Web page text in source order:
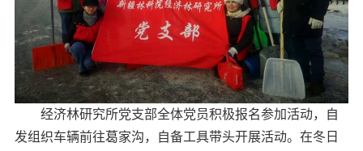
经济林研究所党支部全体党员积极报名参加活动，自
发组织车辆前往葛家沟，自备工具带头开展活动。在冬日